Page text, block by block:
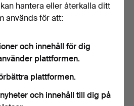
MUGGAR, 20 st, tenn,
varav 19 st är Rune T…
Klubbades 7 aug 2026
1 bud
hantera eller återkalla ditt
används för att:
och innehåll för dig
plattformen.
plattformen.
och innehåll till dig på